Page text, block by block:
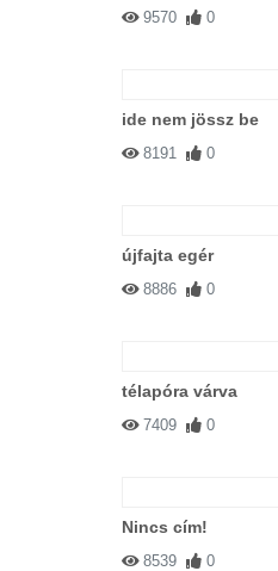
9570 0
ide nem jössz be
8191 0
újfajta egér
8886 0
télapóra várva
7409 0
Nincs cím!
8539 0